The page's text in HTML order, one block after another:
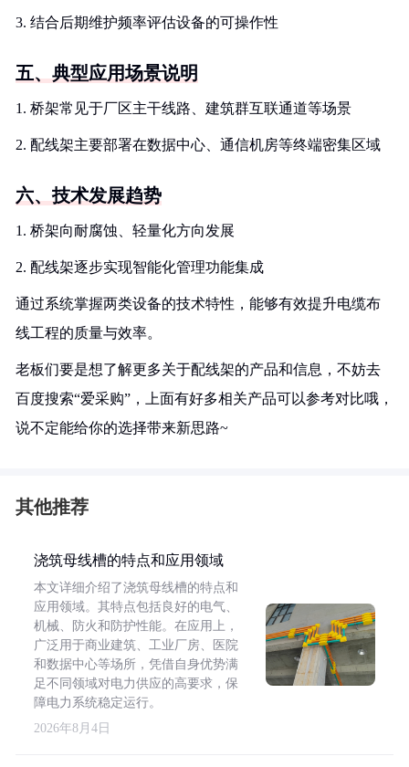
3. 结合后期维护频率评估设备的可操作性
五、典型应用场景说明
1. 桥架常见于厂区主干线路、建筑群互联通道等场景
2. 配线架主要部署在数据中心、通信机房等终端密集区域
六、技术发展趋势
1. 桥架向耐腐蚀、轻量化方向发展
2. 配线架逐步实现智能化管理功能集成
通过系统掌握两类设备的技术特性，能够有效提升电缆布
线工程的质量与效率。
老板们要是想了解更多关于配线架的产品和信息，不妨去
百度搜索“爱采购”，上面有好多相关产品可以参考对比哦，
说不定能给你的选择带来新思路~
其他推荐
浇筑母线槽的特点和应用领域
本文详细介绍了浇筑母线槽的特点和
应用领域。其特点包括良好的电气、
机械、防火和防护性能。在应用上，
广泛用于商业建筑、工业厂房、医院
和数据中心等场所，凭借自身优势满
足不同领域对电力供应的高要求，保
障电力系统稳定运行。
2026年8月4日